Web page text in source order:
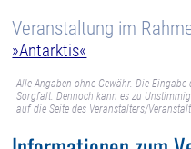
Veranstaltung im
»Antarktis«
Alle Angaben ohne Gewähr. Die
Sorgfalt. Dennoch kann es zu
auf die Seite des Veranstalters/